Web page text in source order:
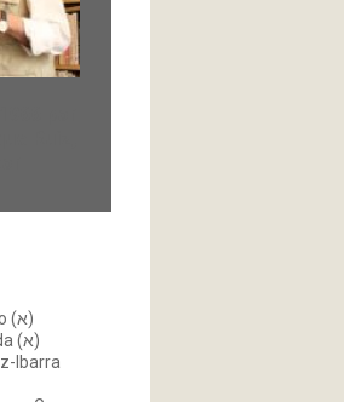
Luciano Mora-Osejo (א)
Valentina Marulanda (א)
Ibarra